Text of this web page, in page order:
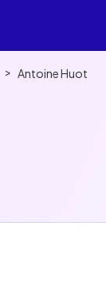
> Antoine Huot